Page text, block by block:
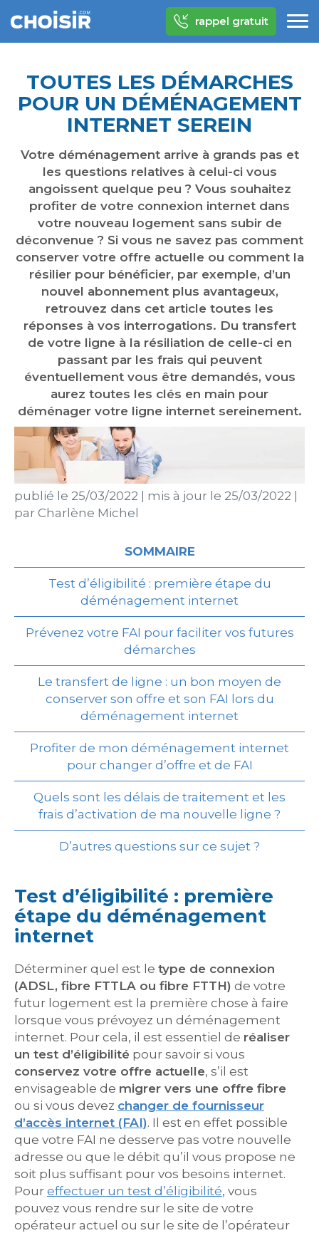
rappel gratuit
TOUTES LES DÉMARCHES
POUR UN DÉMÉNAGEMENT
INTERNET SEREIN
Votre déménagement arrive à grands pas et
les questions relatives à celui-ci vous
angoissent quelque peu ? Vous souhaitez
profiter de votre connexion internet dans
votre nouveau logement sans subir de
déconvenue ? Si vous ne savez pas comment
conserver votre offre actuelle ou comment la
résilier pour bénéficier, par exemple, d’un
nouvel abonnement plus avantageux,
retrouvez dans cet article toutes les
réponses à vos interrogations. Du transfert
de votre ligne à la résiliation de celle-ci en
passant par les frais qui peuvent
éventuellement vous être demandés, vous
aurez toutes les clés en main pour
déménager votre ligne internet sereinement.
publié le 25/03/2022 mis à jour le 25/03/2022
par Charlène Michel
SOMMAIRE
Test d’éligibilité : première étape du
déménagement internet
Prévenez votre FAI pour faciliter vos futures
démarches
Le transfert de ligne : un bon moyen de
conserver son offre et son FAI lors du
déménagement internet
Profiter de mon déménagement internet
pour changer d’offre et de FAI
Quels sont les délais de traitement et les
frais d’activation de ma nouvelle ligne ?
D’autres questions sur ce sujet ?
Test d’éligibilité : première
étape du déménagement
internet
Déterminer quel est le type de connexion
(ADSL, fibre FTTLA ou fibre FTTH) de votre
futur logement est la première chose à faire
lorsque vous prévoyez un déménagement
internet. Pour cela, il est essentiel de réaliser
un test d’éligibilité pour savoir si vous
conservez votre offre actuelle, s’il est
envisageable de migrer vers une offre fibre
ou si vous devez changer de fournisseur
d’accès internet (FAI). Il est en effet possible
que votre FAI ne desserve pas votre nouvelle
adresse ou que le débit qu’il vous propose ne
soit plus suffisant pour vos besoins internet.
Pour effectuer un test d’éligibilité, vous
pouvez vous rendre sur le site de votre
opérateur actuel ou sur le site de l’opérateur